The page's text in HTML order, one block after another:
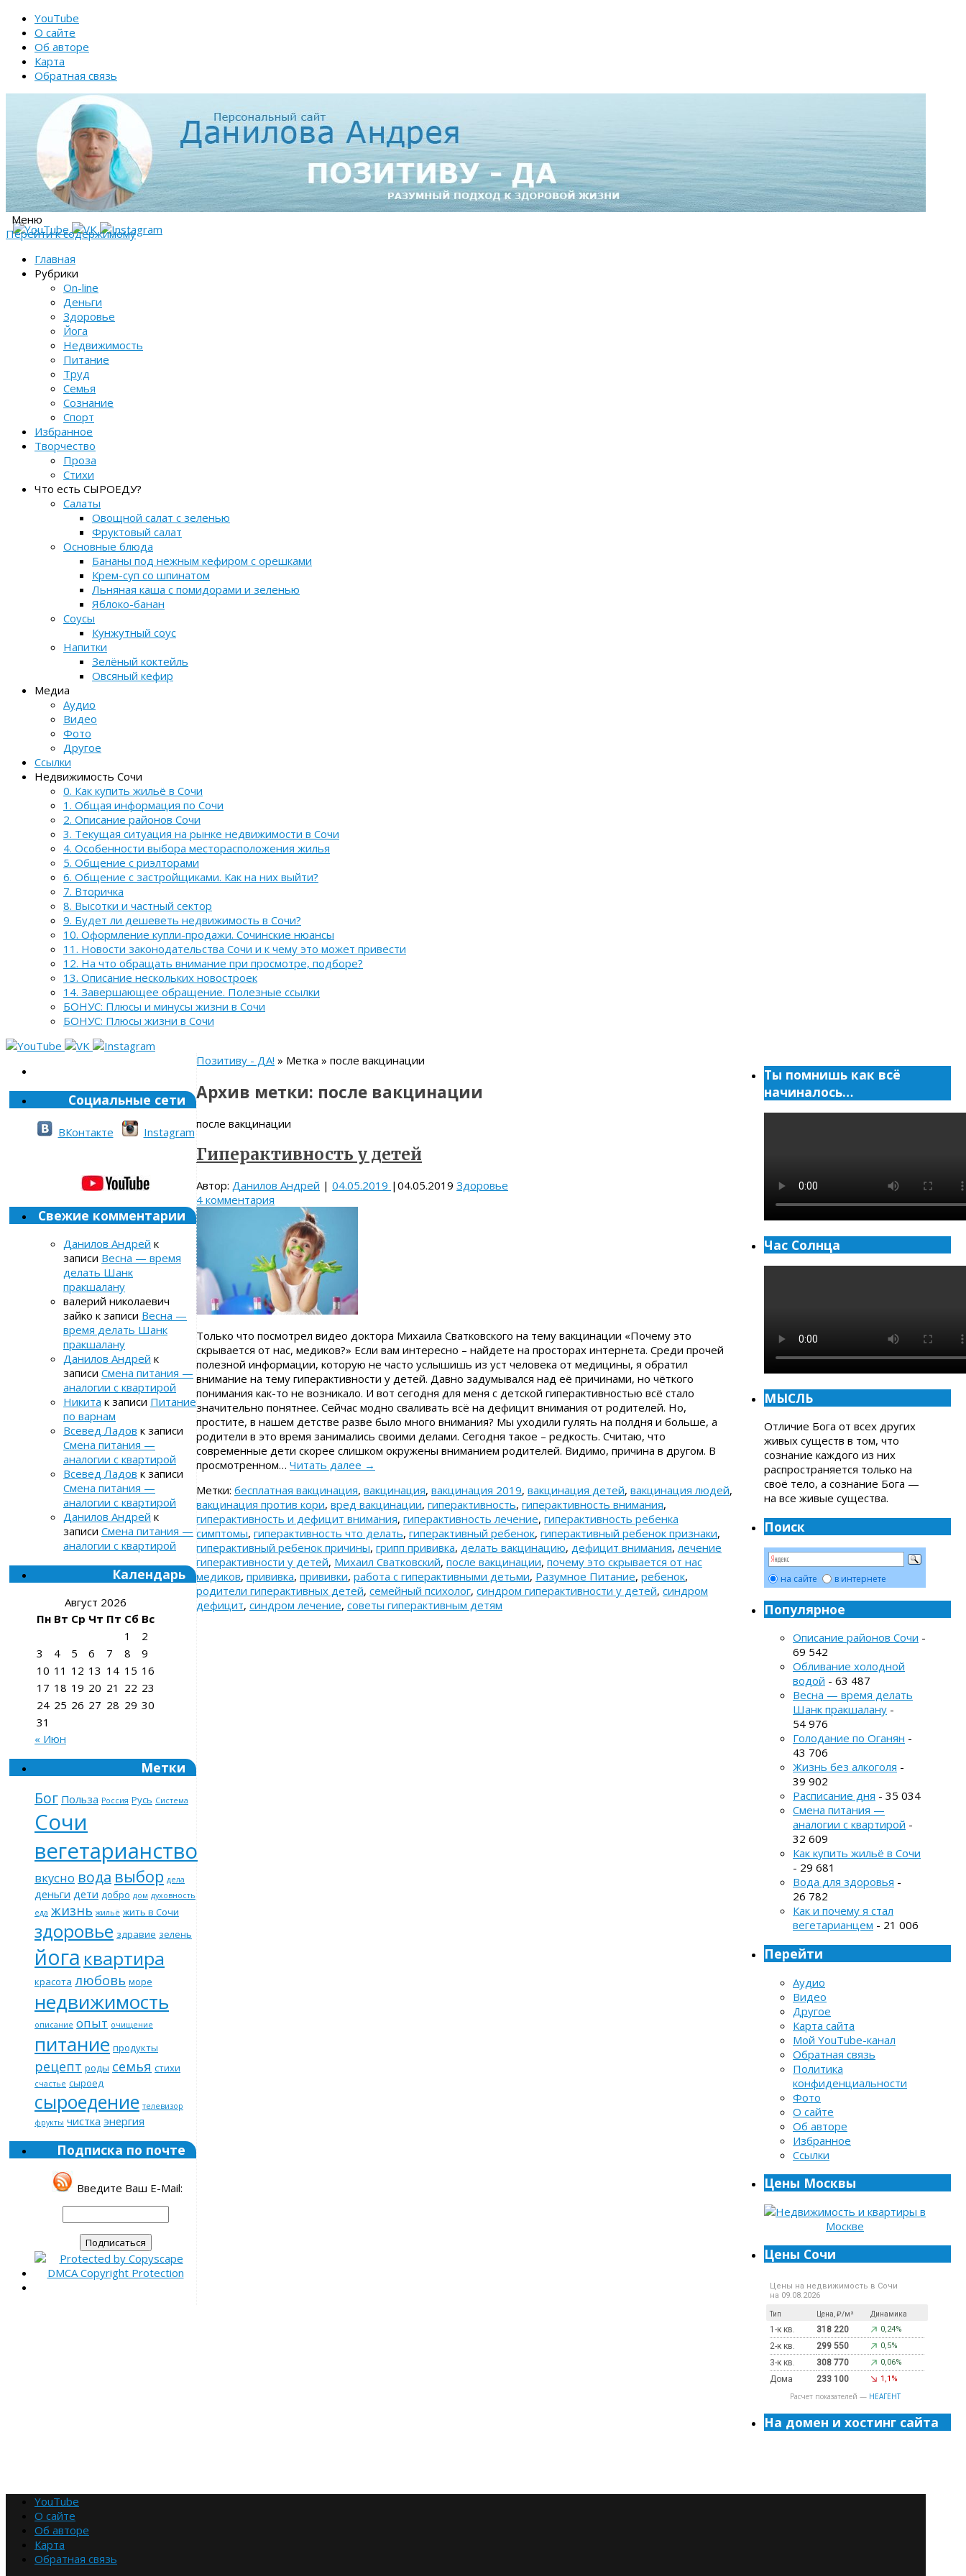
YouTube
О сайте
Об авторе
Карта
Обратная связь
Меню
Перейти к содержимому
Главная
Рубрики
On-line
Деньги
Здоровье
Йога
Недвижимость
Питание
Труд
Семья
Сознание
Спорт
Избранное
Творчество
Проза
Стихи
Что есть СЫРОЕДУ?
Салаты
Овощной салат с зеленью
Фруктовый салат
Основные блюда
Бананы под нежным кефиром с орешками
Крем-суп со шпинатом
Льняная каша с помидорами и зеленью
Яблоко-банан
Соусы
Кунжутный соус
Напитки
Зелёный коктейль
Овсяный кефир
Медиа
Аудио
Видео
Фото
Другое
Ссылки
Недвижимость Сочи
0. Как купить жильё в Сочи
1. Общая информация по Сочи
2. Описание районов Сочи
3. Текущая ситуация на рынке недвижимости в Сочи
4. Особенности выбора месторасположения жилья
5. Общение с риэлторами
6. Общение с застройщиками. Как на них выйти?
7. Вторичка
8. Высотки и частный сектор
9. Будет ли дешеветь недвижимость в Сочи?
10. Оформление купли-продажи. Сочинские нюансы
11. Новости законодательства Сочи и к чему это может привести
12. На что обращать внимание при просмотре, подборе?
13. Описание нескольких новостроек
14. Завершающее обращение. Полезные ссылки
БОНУС: Плюсы и минусы жизни в Сочи
БОНУС: Плюсы жизни в Сочи
Позитиву - ДА! » Метка » после вакцинации
Архив метки: после вакцинации
после вакцинации
Гиперактивность у детей
Автор: Данилов Андрей | 04.05.2019 | 04.05.2019 Здоровье
4 комментария
Только что посмотрел видео доктора Михаила Сватковского на тему вакцинации «Почему это
скрывается от нас, медиков?» Если вам интересно – найдете на просторах интернета. Среди прочей
полезной информации, которую не часто услышишь из уст человека от медицины, я обратил
внимание на тему гиперактивности у детей. Давно задумывался над её причинами, но чёткого
понимания как-то не возникало. И вот сегодня для меня с детской гиперактивностью всё стало
значительно понятнее. Сейчас модно сваливать всё на дефицит внимания от родителей. Но,
простите, в нашем детстве разве было много внимания? Мы уходили гулять на полдня и больше, а
родители в это время занимались своими делами. Сегодня такое – редкость. Считаю, что
современные дети скорее слишком окружены вниманием родителей. Видимо, причина в другом. В
просмотренном… Читать далее →
Метки: бесплатная вакцинация, вакцинация, вакцинация 2019, вакцинация детей, вакцинация людей,
вакцинация против кори, вред вакцинации, гиперактивность, гиперактивность внимания,
гиперактивность и дефицит внимания, гиперактивность лечение, гиперактивность ребенка
симптомы, гиперактивность что делать, гиперактивный ребенок, гиперактивный ребенок признаки,
гиперактивный ребенок причины, грипп прививка, делать вакцинацию, дефицит внимания, лечение
гиперактивности у детей, Михаил Сватковский, после вакцинации, почему это скрывается от нас
медиков, прививка, прививки, работа с гиперактивными детьми, Разумное Питание, ребенок,
родители гиперактивных детей, семейный психолог, синдром гиперактивности у детей, синдром
дефицит, синдром лечение, советы гиперактивным детям
Социальные сети
ВКонтакте Instagram
Свежие комментарии
Данилов Андрей к
записи Весна — время
делать Шанк
пракшалану
валерий николаевич
зайко к записи Весна —
время делать Шанк
пракшалану
Данилов Андрей к
записи Смена питания —
аналогии с квартирой
Никита к записи Питание
по варнам
Всевед Ладов к записи
Смена питания —
аналогии с квартирой
Всевед Ладов к записи
Смена питания —
аналогии с квартирой
Данилов Андрей к
записи Смена питания —
аналогии с квартирой
Календарь
Август 2026
Пн Вт Ср Чт Пт Сб Вс
1
2
3
4 5 6 7 8
9
10 11 12 13 14 15 16
17 18 19 20 21 22 23
24 25 26 27 28 29 30
31
« Июн
Метки
Бог Польза Россия Русь Система
Сочи
вегетарианство
вкусно вода выбор дела
деньги дети добро дом духовность
еда жизнь жильё жить в Сочи
здоровье здравие зелень
йога квартира
красота любовь море
недвижимость
описание опыт очищение
питание продукты
рецепт роды семья стихи
счастье сыроед
сыроедение телевизор
фрукты чистка энергия
Подписка по почте
Введите Ваш E-Mail:
Ты помнишь как всё
начиналось…
Час Солнца
МЫСЛЬ
Отличие Бога от всех других
живых существ в том, что
сознание каждого из них
распространяется только на
своё тело, а сознание Бога —
на все живые существа.
Поиск
на сайте в интернете
Популярное
Описание районов Сочи -
69 542
Обливание холодной
водой - 63 487
Весна — время делать
Шанк пракшалану -
54 976
Голодание по Оганян -
43 706
Жизнь без алкоголя -
39 902
Расписание дня - 35 034
Смена питания —
аналогии с квартирой -
32 609
Как купить жильё в Сочи
- 29 681
Вода для здоровья -
26 782
Как и почему я стал
вегетарианцем - 21 006
Перейти
Аудио
Видео
Другое
Карта сайта
Мой YouTube-канал
Обратная связь
Политика
конфиденциальности
Фото
О сайте
Об авторе
Избранное
Ссылки
Цены Москвы
Цены Сочи
Цены на недвижимость в Сочи
на 09.08.2026
Тип Цена, ₽/м² Динамика
1-к кв. 318 220 0,24%
2-к кв. 299 550 0,5%
3-к кв. 308 770 0,06%
Дома 233 100 1,1%
Расчет показателей — НЕАГЕНТ
На домен и хостинг сайта
YouTube
О сайте
Об авторе
Карта
Обратная связь